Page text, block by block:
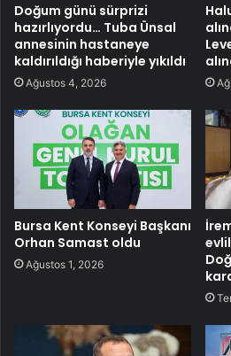
Doğum günü sürprizi
hazırlıyordu… Tuba Ünsal
annesinin hastaneye
kaldırıldığı haberiyle yıkıldı
Ağustos 4, 2026
Bursa Kent Konseyi Başkanı
Orhan Samast oldu
Ağustos 1, 2026